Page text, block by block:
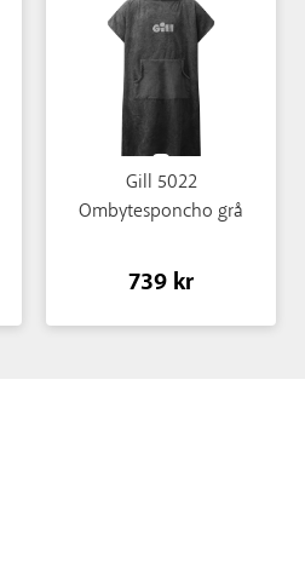
Gill 5022
Ombytesponcho grå
739 kr